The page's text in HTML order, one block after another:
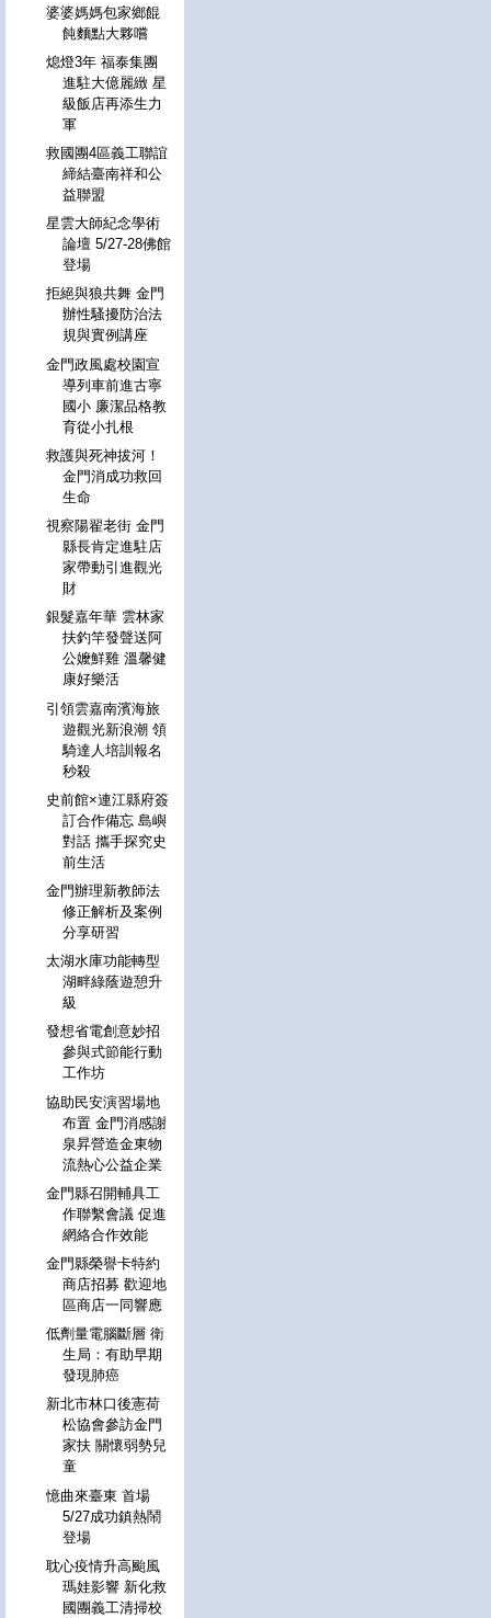
婆婆媽媽包家鄉餛
飩麵點大夥嚐
熄燈3年 福泰集團
進駐大億麗緻 星
級飯店再添生力
軍
救國團4區義工聯誼
締結臺南祥和公
益聯盟
星雲大師紀念學術
論壇 5/27-28佛館
登場
拒絕與狼共舞 金門
辦性騷擾防治法
規與實例講座
金門政風處校園宣
導列車前進古寧
國小 廉潔品格教
育從小扎根
救護與死神拔河！
金門消成功救回
生命
視察陽翟老街 金門
縣長肯定進駐店
家帶動引進觀光
財
銀髮嘉年華 雲林家
扶釣竿發聲送阿
公嬤鮮雞 溫馨健
康好樂活
引領雲嘉南濱海旅
遊觀光新浪潮 領
騎達人培訓報名
秒殺
史前館×連江縣府簽
訂合作備忘 島嶼
對話 攜手探究史
前生活
金門辦理新教師法
修正解析及案例
分享研習
太湖水庫功能轉型
湖畔綠蔭遊憩升
級
發想省電創意妙招
參與式節能行動
工作坊
協助民安演習場地
布置 金門消感謝
泉昇營造金東物
流熱心公益企業
金門縣召開輔具工
作聯繫會議 促進
網絡合作效能
金門縣榮譽卡特約
商店招募 歡迎地
區商店一同響應
低劑量電腦斷層 衛
生局：有助早期
發現肺癌
新北市林口後憲荷
松協會參訪金門
家扶 關懷弱勢兒
童
憶曲來臺東 首場
5/27成功鎮熱鬧
登場
耽心疫情升高颱風
瑪娃影響 新化救
國團義工清掃校